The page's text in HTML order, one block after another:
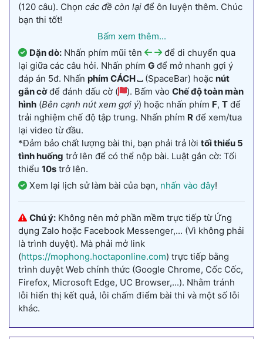
(120 câu). Chọn các đề còn lại để ôn luyện thêm. Chúc
bạn thi tốt!
Bấm xem thêm...
Dặn dò: Nhấn phím mũi tên
để di chuyển qua
lại giữa các câu hỏi. Nhấn phím G để mở nhanh gợi ý
đáp án 5đ. Nhấn phím CÁCH ⎵(SpaceBar) hoặc nút
gắn cờđể đánh dấu cờ ( ). Bấm vào Chế độ toàn màn
hình (Bên cạnh nút xem gợi ý) hoặc nhấn phím F, T để
trải nghiệm chế độ tập trung. Nhấn phím R để xem/tua
lại video từ đầu.
*Đảm bảo chất lượng bài thi, bạn phải trả lời tối thiểu 5
tình huống trở lên để có thể nộp bài. Luật gắn cờ: Tối
thiểu 10s trở lên.
Xem lại lịch sử làm bài của bạn, nhấn vào đây!
Chú ý: Không nên mở phần mềm trực tiếp từ Ứng
dụng Zalo hoặc Facebook Messenger,... (Vì không phải
là trình duyệt). Mà phải mở link
(https://mophong.hoctaponline.com) trực tiếp bằng
trình duyệt Web chính thức (Google Chrome, Cốc Cốc,
Firefox, Microsoft Edge, UC Browser,...). Nhằm tránh
lỗi hiển thị kết quả, lỗi chấm điểm bài thi và một số lỗi
khác.